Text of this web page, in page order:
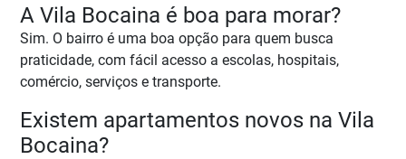
A Vila Bocaina é boa para morar?
Sim. O bairro é uma boa opção para quem busca
praticidade, com fácil acesso a escolas, hospitais,
comércio, serviços e transporte.
Existem apartamentos novos na Vila
Bocaina?